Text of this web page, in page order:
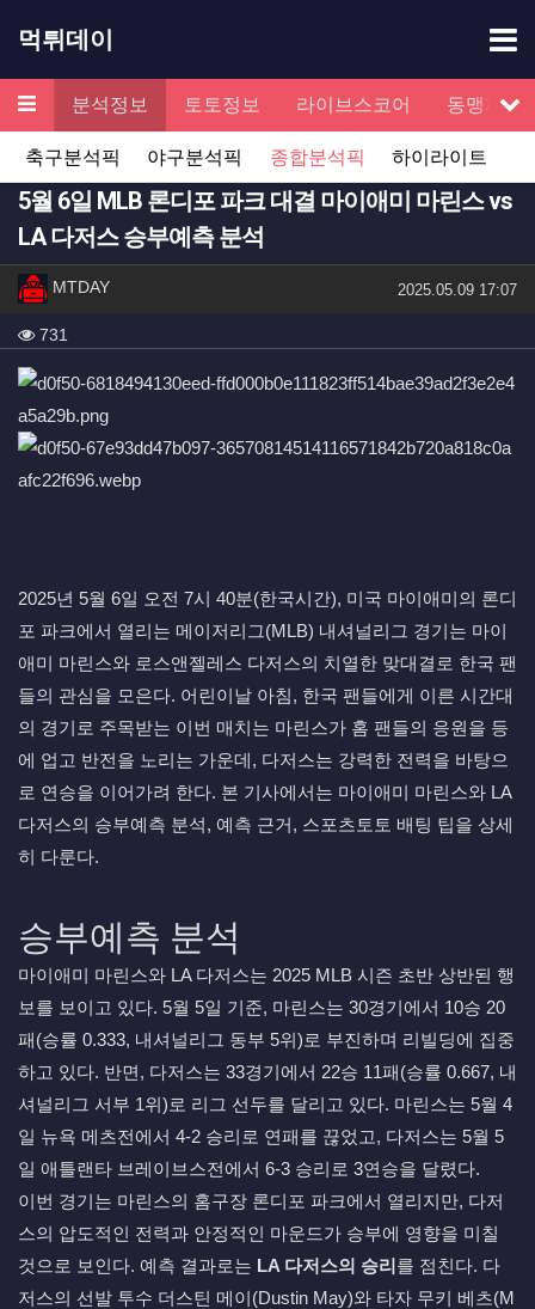
먹튀데이
메뉴
증 분석정보 토토정보 라이브스코어
동맹제휴
축구분석픽
야구분석픽 종합분석픽 하이라이트
5월 6일 MLB 론디포 파크 대결 마이애미 마린스 vs
LA 다저스 승부예측 분석
작성자 정보
MTDAY작성 작성일
2025.05.09 17:07
컨텐츠 정보
731
본문
2025년 5월 6일 오전 7시 40분(한국시간), 미국 마이애미의 론디
포 파크에서 열리는 메이저리그(MLB) 내셔널리그 경기는 마이
애미 마린스와 로스앤젤레스 다저스의 치열한 맞대결로 한국 팬
들의 관심을 모은다. 어린이날 아침, 한국 팬들에게 이른 시간대
의 경기로 주목받는 이번 매치는 마린스가 홈 팬들의 응원을 등
에 업고 반전을 노리는 가운데, 다저스는 강력한 전력을 바탕으
로 연승을 이어가려 한다. 본 기사에서는 마이애미 마린스와 LA
다저스의 승부예측 분석, 예측 근거, 스포츠토토 배팅 팁을 상세
히 다룬다.
승부예측 분석
마이애미 마린스와 LA 다저스는 2025 MLB 시즌 초반 상반된 행
보를 보이고 있다. 5월 5일 기준, 마린스는 30경기에서 10승 20
패(승률 0.333, 내셔널리그 동부 5위)로 부진하며 리빌딩에 집중
하고 있다. 반면, 다저스는 33경기에서 22승 11패(승률 0.667, 내
셔널리그 서부 1위)로 리그 선두를 달리고 있다. 마린스는 5월 4
일 뉴욕 메츠전에서 4-2 승리로 연패를 끊었고, 다저스는 5월 5
일 애틀랜타 브레이브스전에서 6-3 승리로 3연승을 달렸다.
이번 경기는 마린스의 홈구장 론디포 파크에서 열리지만, 다저
스의 압도적인 전력과 안정적인 마운드가 승부에 영향을 미칠
것으로 보인다. 예측 결과로는 LA 다저스의 승리를 점친다. 다
저스의 선발 투수 더스틴 메이(Dustin May)와 타자 무키 베츠(M